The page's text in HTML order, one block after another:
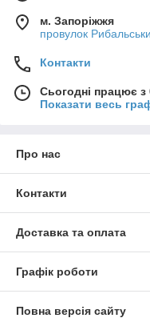
м. Запоріжжя
провулок
Контакти
Сьогодні працює з
Показати весь
Про нас
Контакти
Доставка та оплата
Графік роботи
Повна версія сайту